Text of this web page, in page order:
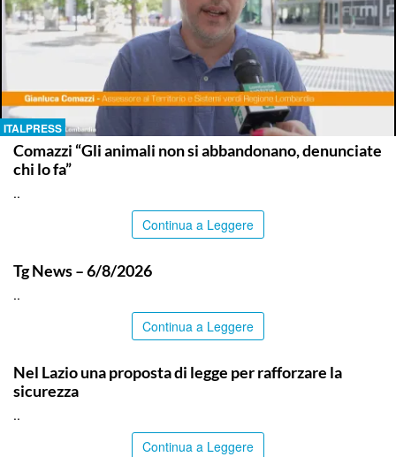
ITALPRESS
Comazzi “Gli animali non si abbandonano, denunciate
chi lo fa”
..
Continua a Leggere
Tg News – 6/8/2026
..
Continua a Leggere
Nel Lazio una proposta di legge per rafforzare la
sicurezza
..
Continua a Leggere